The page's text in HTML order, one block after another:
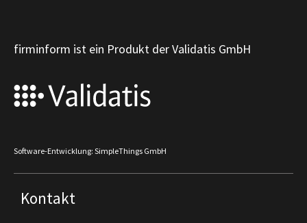
firminform ist ein Produkt der Validatis GmbH
Software-Entwicklung: SimpleThings GmbH
Kontakt